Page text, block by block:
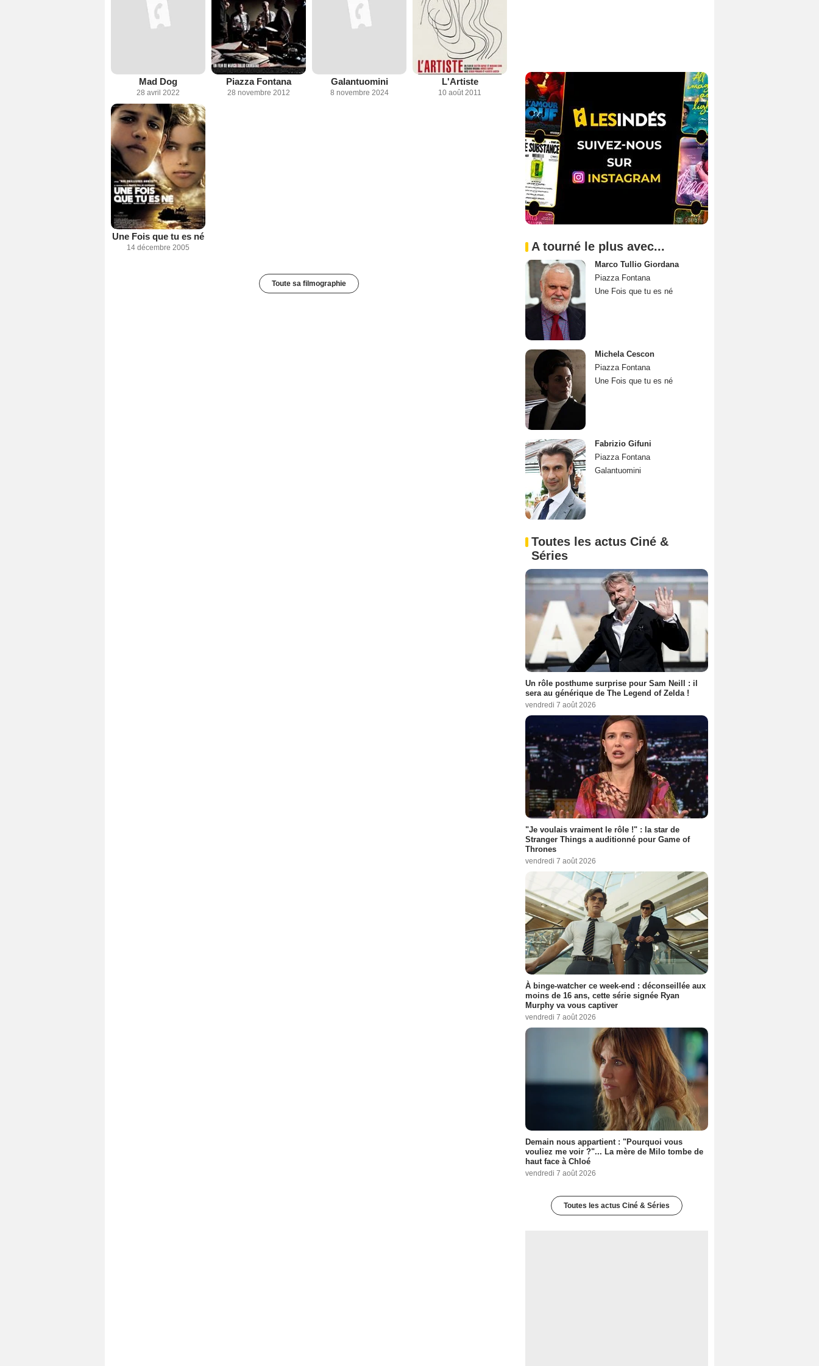
Mad Dog
28 avril 2022
Piazza Fontana
28 novembre 2012
Galantuomini
8 novembre 2024
L'Artiste
10 août 2011
Une Fois que tu es né
14 décembre 2005
Toute sa filmographie
A tourné le plus avec...
Marco Tullio Giordana
Piazza Fontana
Une Fois que tu es né
Michela Cescon
Piazza Fontana
Une Fois que tu es né
Fabrizio Gifuni
Piazza Fontana
Galantuomini
Toutes les actus Ciné &
Séries
Un rôle posthume surprise pour Sam Neill : il
sera au générique de The Legend of Zelda !
vendredi 7 août 2026
"Je voulais vraiment le rôle !" : la star de
Stranger Things a auditionné pour Game of
Thrones
vendredi 7 août 2026
À binge-watcher ce week-end : déconseillée aux
moins de 16 ans, cette série signée Ryan
Murphy va vous captiver
vendredi 7 août 2026
Demain nous appartient : "Pourquoi vous
vouliez me voir ?"... La mère de Milo tombe de
haut face à Chloé
vendredi 7 août 2026
Toutes les actus Ciné & Séries